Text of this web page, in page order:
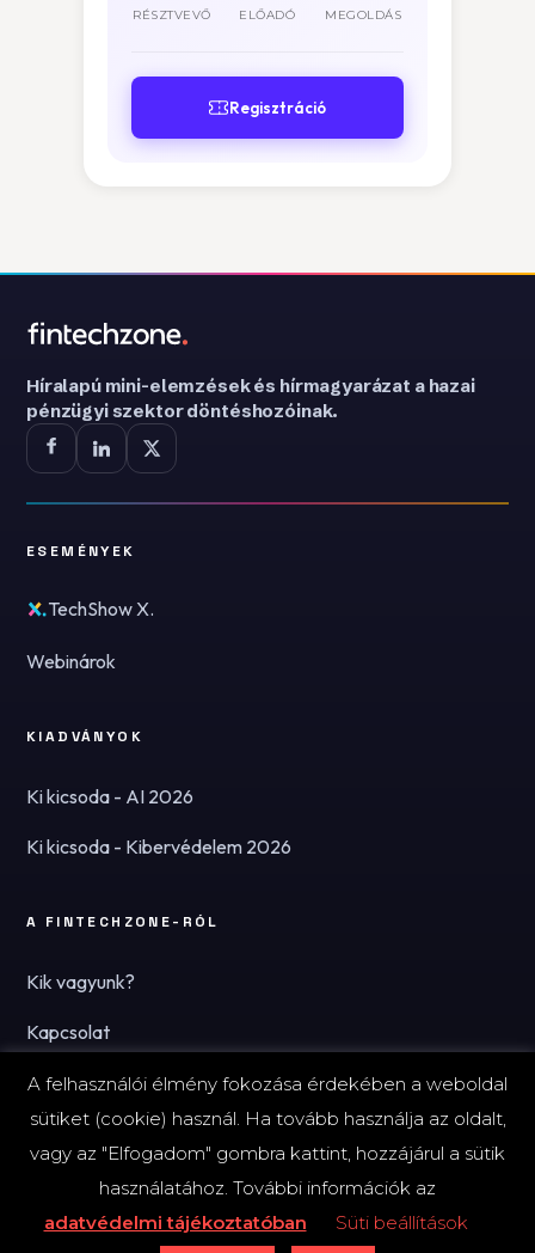
RÉSZTVEVŐ ELŐADÓ MEGOLDÁS
Regisztráció
Híralapú mini-elemzések és hírmagyarázat a hazai
pénzügyi szektor döntéshozóinak.
ESEMÉNYEK
TechShow X.
Webinárok
KIADVÁNYOK
Ki kicsoda - AI 2026
Ki kicsoda - Kibervédelem 2026
A FINTECHZONE-RÓL
Kik vagyunk?
Kapcsolat
Hírlevél
© 2026 FinTechZone.hu - A FinTech Group Kft.
A felhasználói élmény fokozása érdekében a weboldal
sütiket (cookie) használ. Ha tovább használja az oldalt,
vagy az "Elfogadom" gombra kattint, hozzájárul a sütik
használatához. További információk az
adatvédelmi tájékoztatóban
Süti beállítások